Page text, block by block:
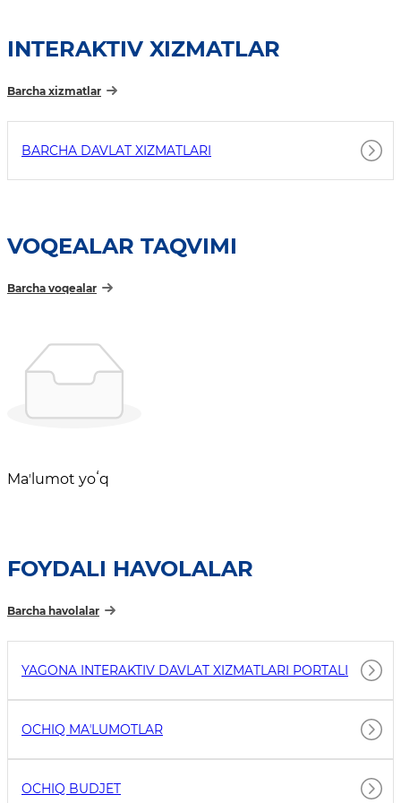
INTERAKTIV XIZMATLAR
Barcha xizmatlar
BARCHA DAVLAT XIZMATLARI
VOQEALAR TAQVIMI
Barcha voqealar
Maʼlumot yoʻq
FOYDALI HAVOLALAR
Barcha havolalar
YAGONA INTERAKTIV DAVLAT XIZMATLARI PORTALI
OCHIQ MAʼLUMOTLAR
OCHIQ BUDJET